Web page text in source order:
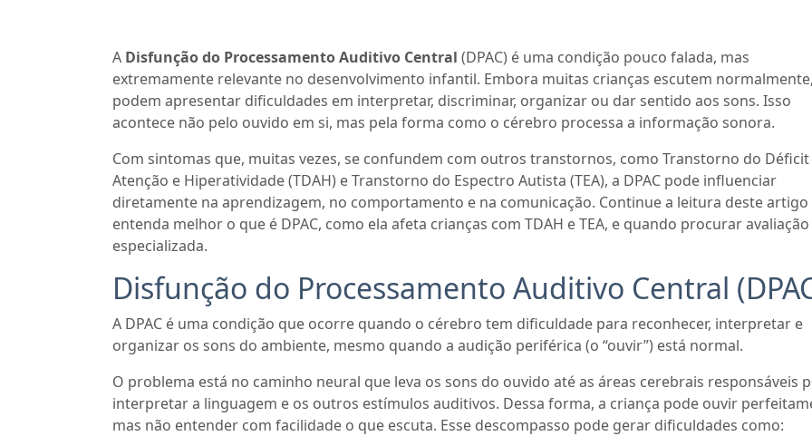
A Disfunção do Processamento Auditivo Central (DPAC) é uma condição pouco falada, mas
extremamente relevante no desenvolvimento infantil. Embora muitas crianças escutem
podem apresentar dificuldades em interpretar, discriminar, organizar ou dar sentido aos sons. Isso
acontece não pelo ouvido em si, mas pela forma como o cérebro processa a informação sonora.
Com sintomas que, muitas vezes, se confundem com outros transtornos, como Transtorno do
Atenção e Hiperatividade (TDAH) e Transtorno do Espectro Autista (TEA), a DPAC pode influenciar
diretamente na aprendizagem, no comportamento e na comunicação. Continue a leitura deste artigo
entenda melhor o que é DPAC, como ela afeta crianças com TDAH e TEA, e quando procurar avaliação
especializada.
Disfunção do Processamento Auditivo Central
A DPAC é uma condição que ocorre quando o cérebro tem dificuldade para reconhecer, interpretar e
organizar os sons do ambiente, mesmo quando a audição periférica (o “ouvir”) está normal.
O problema está no caminho neural que leva os sons do ouvido até as áreas cerebrais responsáveis
interpretar a linguagem e os outros estímulos auditivos. Dessa forma, a criança pode ouvir
mas não entender com facilidade o que escuta. Esse descompasso pode gerar dificuldades como: